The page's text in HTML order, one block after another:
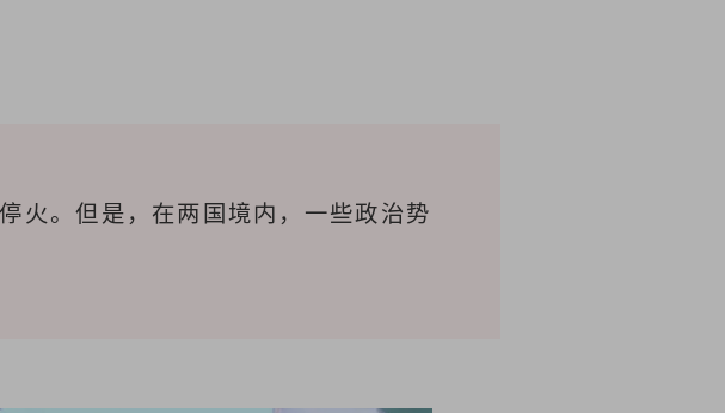
火。但是，在两国境内，一些政治势